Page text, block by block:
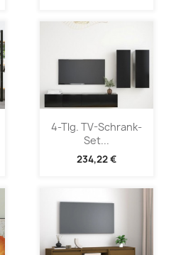
4-Tlg. TV-Schrank-
Set...
234,22 €